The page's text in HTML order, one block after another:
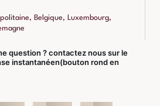
Belgique, Luxembourg,
question ? contactez nous sur le
instantanéen(bouton rond en